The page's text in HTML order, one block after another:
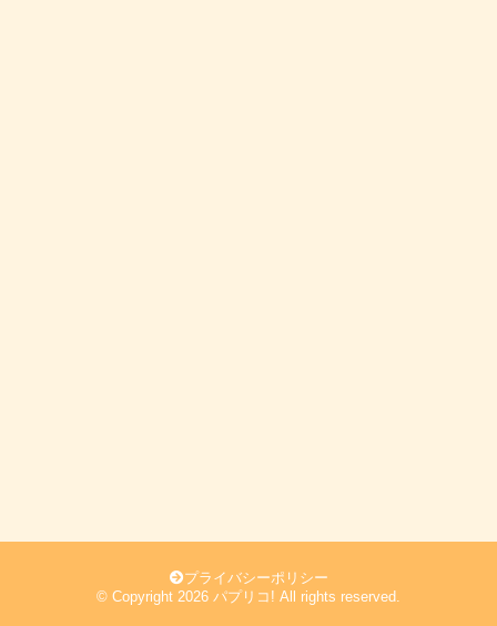
プライバシーポリシー
© Copyright 2026 パプリコ! All rights reserved.